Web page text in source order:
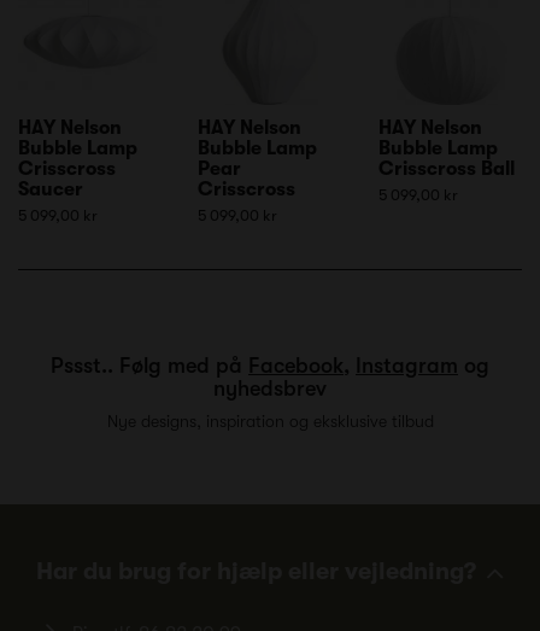
HAY Nelson
Bubble Lamp
Crisscross
Saucer
5 099,00 kr
HAY Nelson
Bubble Lamp
Pear
Crisscross
5 099,00 kr
HAY Nelson
Bubble Lamp
Crisscross Ball
5 099,00 kr
Pssst.. Følg med på Facebook, Instagram og
nyhedsbrev
Nye designs, inspiration og eksklusive tilbud